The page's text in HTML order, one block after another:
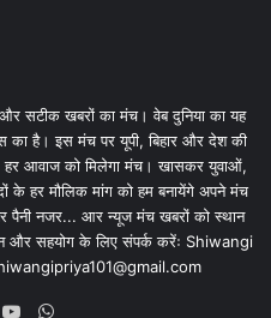
सटीक खबरों का मंच। वेब दुनिया का यह
है। इस मंच पर यूपी, बिहार और देश की
हर आवाज को मिलेगा मंच। खासकर युवाओं,
के हर मौलिक मांग को हम बनायेंगे अपने मंच
पैनी नजर... आर न्यूज मंच खबरों को स्थान
और सहयोग के लिए संपर्क करेंः Shiwangi
WhatsApp